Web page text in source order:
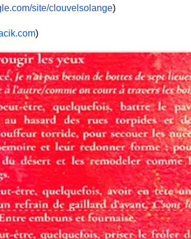
com/site/clouvelsolange)
)